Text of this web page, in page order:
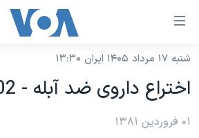
لینکهای
دسترسی
جهش
محتوای
نسخه سبک وب‌سایت
موضوع ها
شنبه ۱۷ مرداد ۱۴۰۵ ایران ۱۳:۳۰
اختراع داروی ضد آبله - 2002-03-21
۰۱ فروردین ۱۳۸۱